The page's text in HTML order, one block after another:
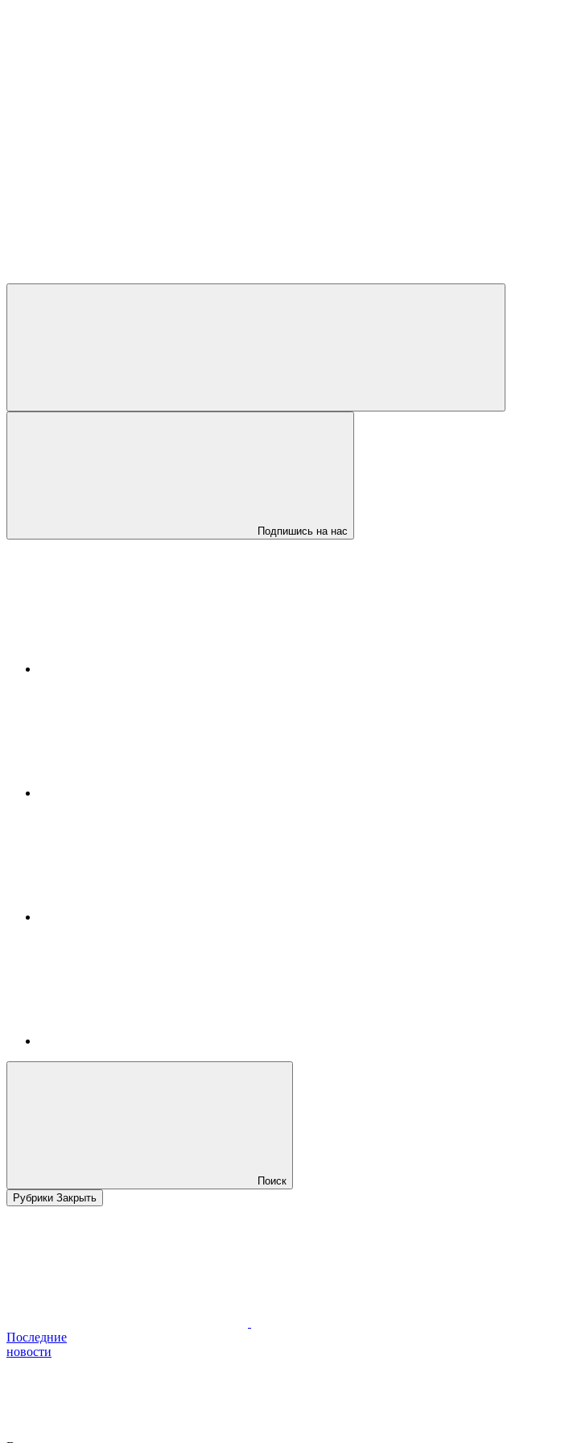
Подпишись на нас
Поиск
Рубрики Закрыть
Последние
новости